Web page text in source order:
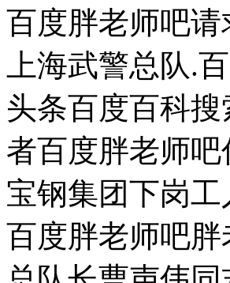
百度胖老师吧
上海武警总队.
头条百度百科
者百度胖老师
宝钢集团下岗
百度胖老师吧